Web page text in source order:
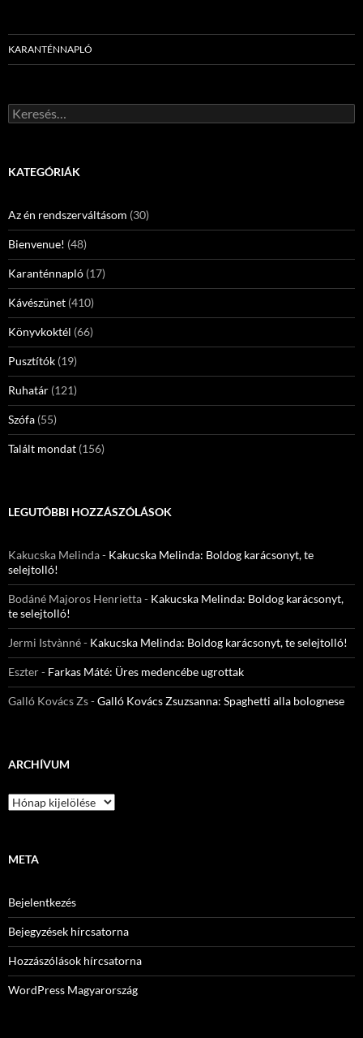
KARANTÉNNAPLÓ
Keresés:
KATEGÓRIÁK
Az én rendszerváltásom (30)
Bienvenue! (48)
Karanténnapló (17)
Kávészünet (410)
Könyvkoktél (66)
Pusztítók (19)
Ruhatár (121)
Szófa (55)
Talált mondat (156)
LEGUTÓBBI HOZZÁSZÓLÁSOK
Kakucska Melinda- Kakucska Melinda: Boldog karácsonyt, te
selejtolló!
Bodáné Majoros Henrietta- Kakucska Melinda: Boldog karácsonyt,
te selejtolló!
Jermi Istvànné- Kakucska Melinda: Boldog karácsonyt, te selejtolló!
Eszter- Farkas Máté: Üres medencébe ugrottak
Galló Kovács Zs-Galló Kovács Zsuzsanna: Spaghetti alla bolognese
ARCHÍVUM
Archívum
META
Bejelentkezés
Bejegyzések hírcsatorna
Hozzászólások hírcsatorna
WordPress Magyarország